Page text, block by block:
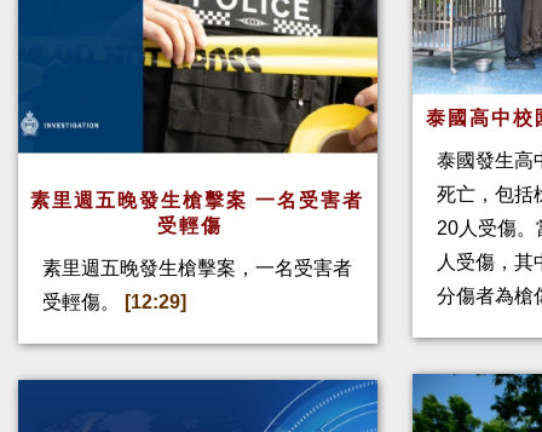
素里週五晚發生槍擊案 一名受害者
受輕傷
素里週五晚發生槍擊案，一名受害者
受輕傷。
[12:29]
泰國高中
泰國發生高
死亡，包括
20人受傷
人受傷，其
分傷者為槍